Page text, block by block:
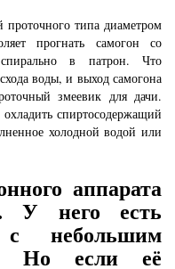
типа диаметром
прогнать самогон со
в патрон. Что
воды, и выход самогона
змеевик для дачи.
охладить спиртосодержащий
холодной водой или
аппарата
У него есть
небольшим
Но если её